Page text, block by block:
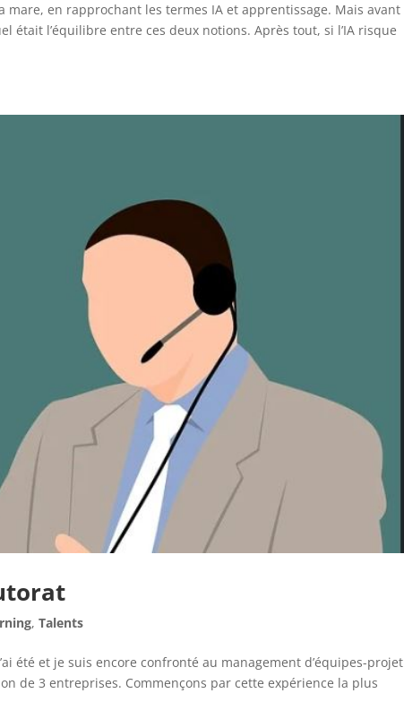
mare, en rapprochant les termes IA et apprentissage. Mais avant
était l’équilibre entre ces deux notions. Après tout, si l’IA risque
,Talents
été et je suis encore confronté au management d’équipes-projet
de 3 entreprises. Commençons par cette expérience la plus